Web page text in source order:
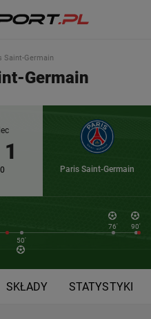
Saint-Germain
Germain
1
0 Paris Saint-Germain
76'
90'
50'
SKŁADY STATYSTYKI